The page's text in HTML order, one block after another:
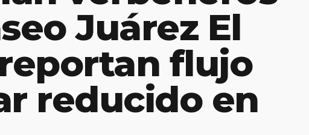
Juárez El
flujo
reducido en